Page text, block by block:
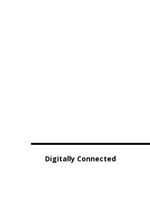
Digitally Connected